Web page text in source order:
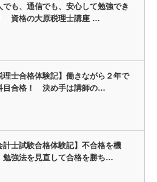
でも、通信でも、安心して勉強でき
資格の大原税理士講座 …
理士合格体験記】働きながら２年で
目合格！ 決め手は講師の…
計士試験合格体験記】不合格を機
勉強法を見直して合格を勝ち…